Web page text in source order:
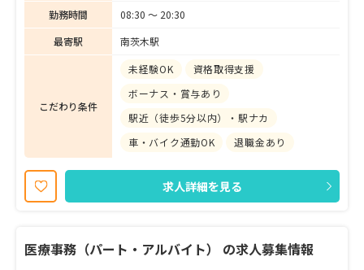
勤務時間
08:30 〜 20:30
最寄駅
南茨木駅
こだわり条件
未経験OK
資格取得支援
ボーナス・賞与あり
駅近（徒歩5分以内）・駅ナカ
車・バイク通勤OK
退職金あり
求人詳細を見る
医療事務（パート・アルバイト） の求人募集情報